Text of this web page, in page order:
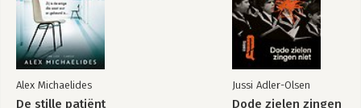
Alex Michaelides
De stille patiënt
Jussi Adler-Olsen
Dode zielen zingen